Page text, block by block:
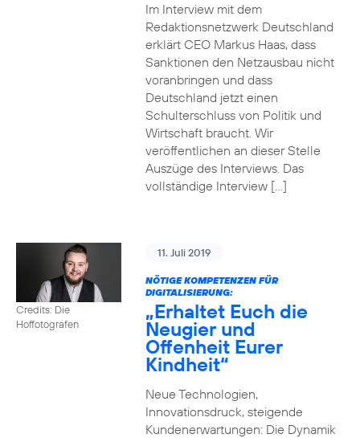
Im Interview mit dem
Redaktionsnetzwerk Deutschland
erklärt CEO Markus Haas, dass
Sanktionen den Netzausbau nicht
voranbringen und dass
Deutschland jetzt einen
Schulterschluss von Politik und
Wirtschaft braucht. Wir
veröffentlichen an dieser Stelle
Auszüge des Interviews. Das
vollständige Interview […]
Credits: Die
Hoffotografen
11. Juli 2019
NÖTIGE KOMPETENZEN FÜR
DIGITALISIERUNG:
„Erhaltet Euch die
Neugier und
Offenheit Eurer
Kindheit“
Neue Technologien,
Innovationsdruck, steigende
Kundenerwartungen: Die Dynamik